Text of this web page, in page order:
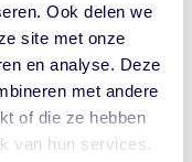
Ook delen we
site met onze
en analyse. Deze
met andere
of die ze hebben
van hun services.
donderdag 14
de U23-teams
uit China. “Van
“Spanje heeft
nationaal
ja, het is een